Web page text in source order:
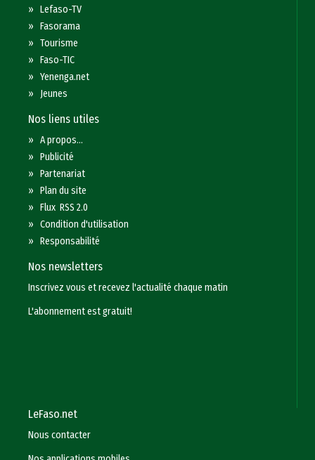
»Lefaso-TV
»Fasorama
»Tourisme
»Faso-TIC
»Yenenga.net
» Jeunes
Nos liens utiles
»A propos...
»Publicité
»Partenariat
»Plan du site
»Flux RSS 2.0
»Condition d'utilisation
»Responsabilité
Nos newsletters
Inscrivez vous et recevez l'actualité chaque matin
L'abonnement est gratuit!
LeFaso.net
Nous contacter